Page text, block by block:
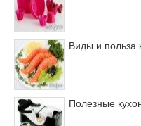
Виды и польза
Полезные